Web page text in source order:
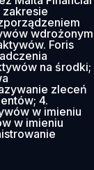
zakresie
wdrożonym
Foris
na środki;
zleceń
4.
w imieniu
w imieniu